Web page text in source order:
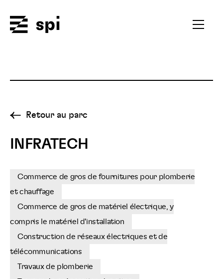
Ouvrir
Retour au parc
INFRATECH
Commerce de gros de fournitures pour plomberie
et chauffage
Commerce de gros de matériel électrique, y
compris le matériel d'installation
Construction de réseaux électriques et de
télécommunications
Travaux de plomberie